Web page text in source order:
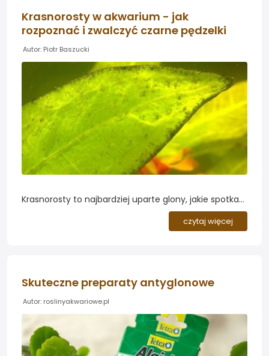
Krasnorosty w akwarium - jak
rozpoznać i zwalczyć czarne pędzelki
Autor: Piotr Baszucki
Krasnorosty to najbardziej uparte glony, jakie spotkasz
w akwarium słodkowodnym. Akwaryści znają je pod
nazwami czarna broda (black beard algae, BBA) i
czytaj więcej
Skuteczne preparaty antyglonowe
Autor: roslinyakwariowe.pl